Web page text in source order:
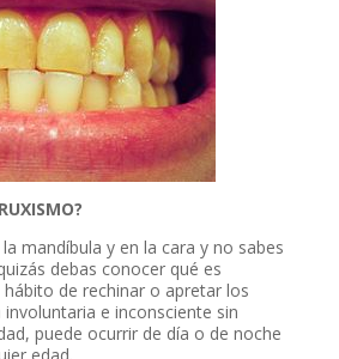
mandíbula y en la cara y no sabes
debas conocer qué es
hábito de rechinar o apretar los
e inconsciente sin
puede ocurrir de día o de noche